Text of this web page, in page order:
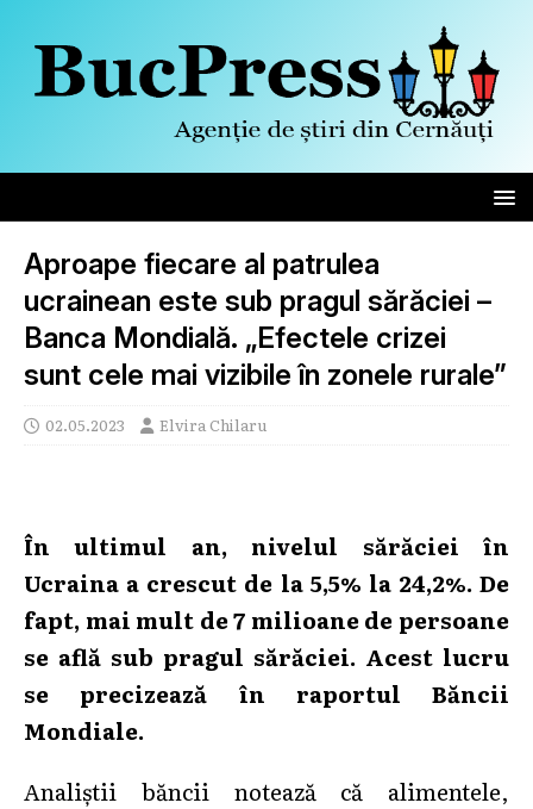
Aproape fiecare al patrulea
ucrainean este sub pragul sărăciei –
Banca Mondială. „Efectele crizei
sunt cele mai vizibile în zonele rurale”
02.05.2023 Elvira Chilaru
În ultimul an, nivelul sărăciei în
Ucraina a crescut de la 5,5% la 24,2%. De
fapt, mai mult de 7 milioane de persoane
se află sub pragul sărăciei. Acest lucru
se precizează în raportul Băncii
Mondiale.
Analiștii băncii notează că alimentele,